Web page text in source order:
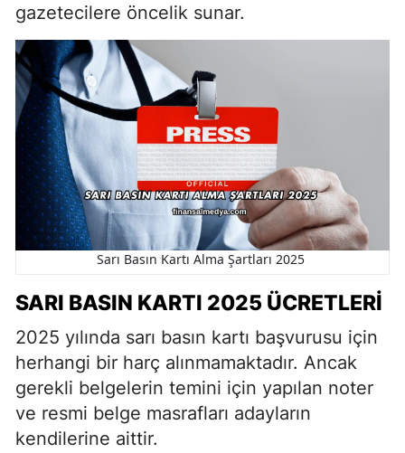
gazetecilere öncelik sunar.
Sarı Basın Kartı Alma Şartları 2025
SARI BASIN KARTI 2025 ÜCRETLERI
2025 yılında sarı basın kartı başvurusu için
herhangi bir harç alınmamaktadır. Ancak
gerekli belgelerin temini için yapılan noter
ve resmi belge masrafları adayların
kendilerine aittir.